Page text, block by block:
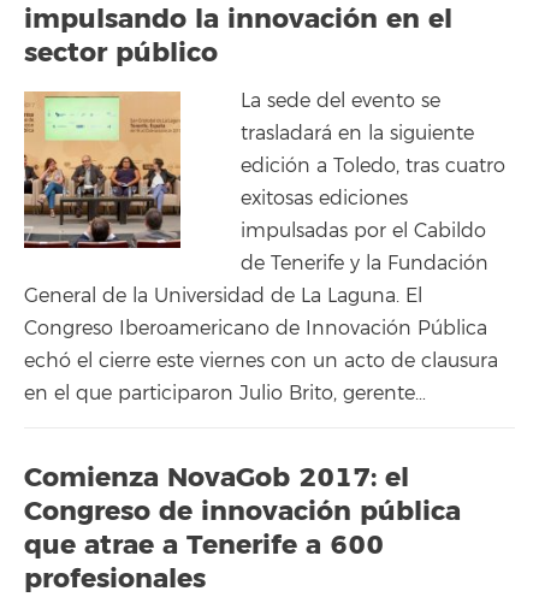
impulsando la innovación en el
sector público
La sede del evento se
trasladará en la siguiente
edición a Toledo, tras cuatro
exitosas ediciones
impulsadas por el Cabildo
de Tenerife y la Fundación
General de la Universidad de La Laguna. El
Congreso Iberoamericano de Innovación Pública
echó el cierre este viernes con un acto de clausura
en el que participaron Julio Brito, gerente…
Comienza NovaGob 2017: el
Congreso de innovación pública
que atrae a Tenerife a 600
profesionales